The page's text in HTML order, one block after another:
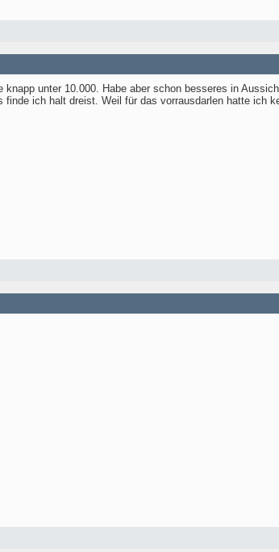
unter 10.000. Habe aber schon besseres in
ich halt dreist. Weil für das vorrausdarlen hatte ich